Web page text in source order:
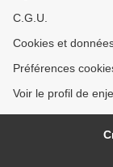
C.G.U.
Cookies et
Préférences
Voir le profil de